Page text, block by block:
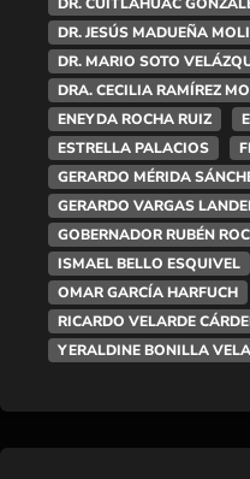
DR. JESÚS MADUEÑA
DR. MARIO SOTO
DRA. CECILIA RAMÍREZ
ENEYDA ROCHA RUIZ
ESTRELLA PALACIOS
GERARDO MÉRIDA
GERARDO VARGAS
GOBERNADOR RUBÉN
ISMAEL BELLO ESQUIVEL
OMAR GARCÍA HARFUCH
RICARDO VELARDE
YERALDINE BONILLA